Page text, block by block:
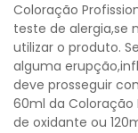
Coloração
teste de alergia,se
utilizar o produto.
alguma
deve prosseguir
60ml da
de oxidante ou